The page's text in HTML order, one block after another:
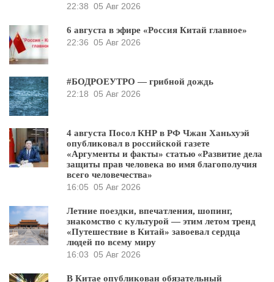
22:38 05 Авг 2026
6 августа в эфире «Россия Китай главное»
22:36 05 Авг 2026
#БОДРОЕУТРО — грибной дождь
22:18 05 Авг 2026
4 августа Посол КНР в РФ Чжан Ханьхуэй
опубликовал в российской газете
«Аргументы и факты» статью «Развитие дела
защиты прав человека во имя благополучия
всего человечества»
16:05 05 Авг 2026
Летние поездки, впечатления, шопинг,
знакомство с культурой — этим летом тренд
«Путешествие в Китай» завоевал сердца
людей по всему миру
16:03 05 Авг 2026
В Китае опубликован обязательный